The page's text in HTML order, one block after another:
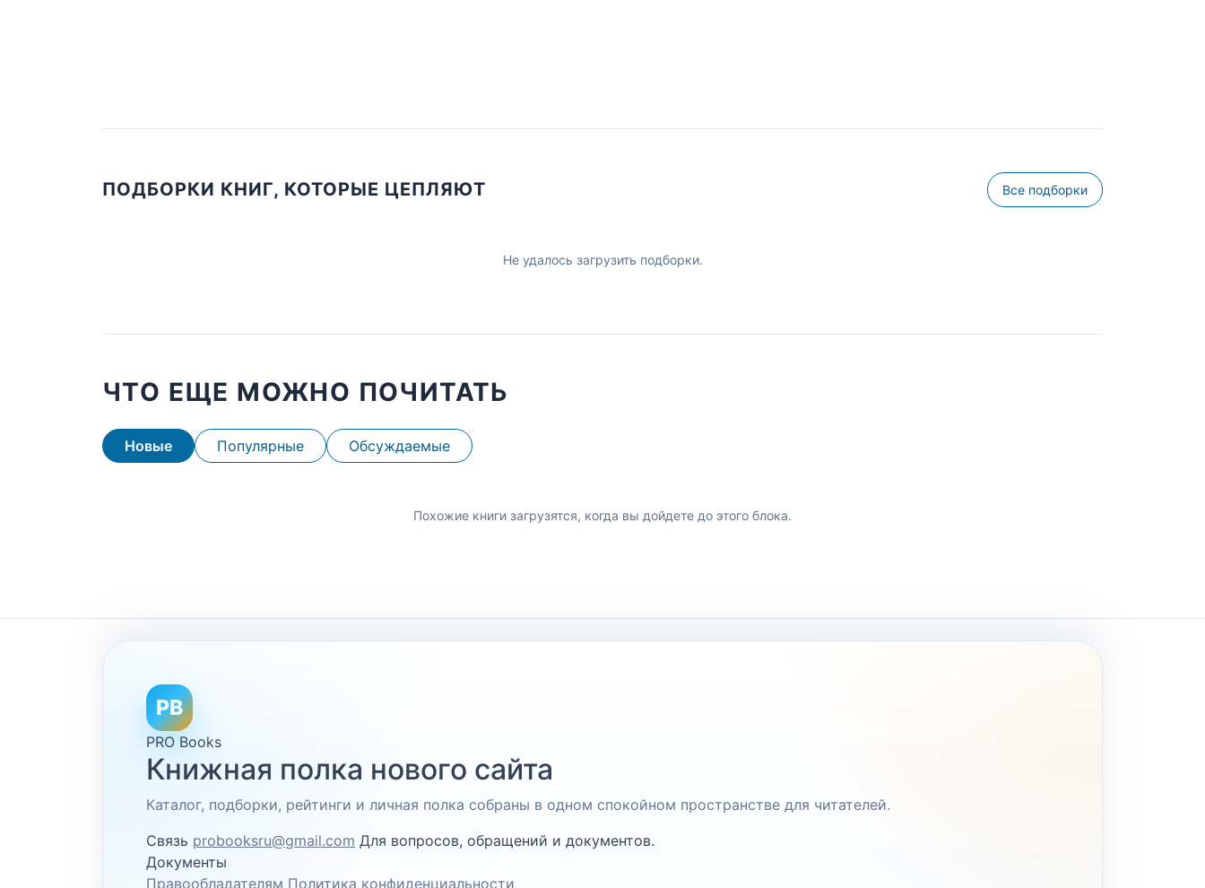
ПОДБОРКИ КНИГ, КОТОРЫЕ ЦЕПЛЯЮТ Все подборки
Не удалось загрузить подборки.
ЧТО ЕЩЕ МОЖНО ПОЧИТАТЬ
Новые Популярные Обсуждаемые
Похожие книги загрузятся, когда вы дойдете до этого блока.
PB
PRO Books
Книжная полка нового сайта
Каталог, подборки, рейтинги и личная полка собраны в одном спокойном пространстве для читателей.
Связь probooksru@gmail.com Для вопросов, обращений и документов.
Документы
Правообладателям Политика конфиденциальности